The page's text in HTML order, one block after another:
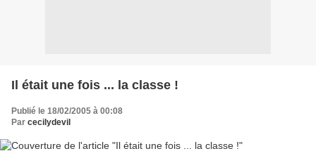
Il était une fois ... la classe !
Publié le 18/02/2005 à 00:08
Par cecilydevil